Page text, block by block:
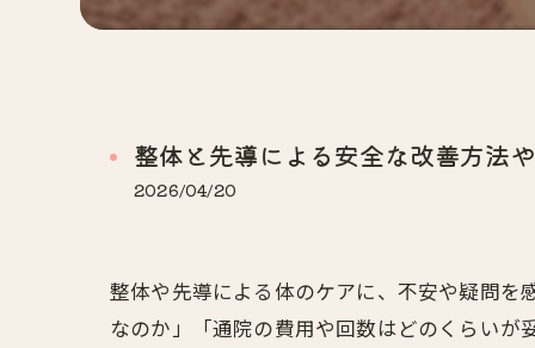
整体と先導による安全な改善方法
2026/04/20
整体や先導による体のケアに、不安や疑問
なのか」「通院の費用や回数はどのくらい